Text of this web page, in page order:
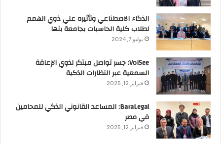
الذكاء الاصطناعي وتأثيره علي ذوي الهمم
لطلاب كلية الحاسبات بجامعة بنها
يوليو 7, 2024
VoiSee: جسر تواصل مبتكر لذوي الإعاقة
السمعية عبر النظارات الذكية
فبراير 12, 2025
BaraLegal: المساعد القانوني الذكي للمحامين
في مصر
فبراير 12, 2025